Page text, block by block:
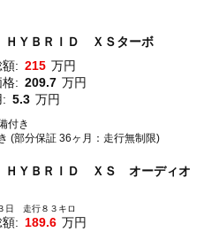
ＨＹＢＲＩＤ ＸＳターボ
: 215 万円
: 209.7 万円
5.3 万円
付き
(部分保証 36ヶ月：走行無制限)
ＨＹＢＲＩＤ ＸＳ オーディオ
日 走行８３キロ
: 189.6 万円